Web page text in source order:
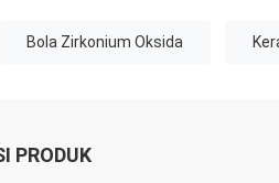
Bola Zirkonium Oksida
PRODUK